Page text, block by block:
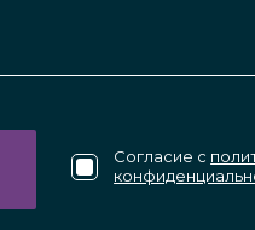
Согласие с